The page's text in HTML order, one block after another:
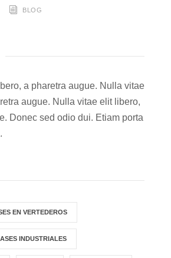
BLOG
a pharetra augue. Nulla vitae
augue. Nulla vitae elit libero,
Donec sed odio dui. Etiam porta
EN VERTEDEROS
INDUSTRIALES